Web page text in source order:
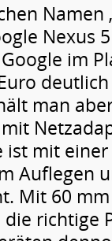
Namen
Nexus
im
man
ist mit
Auflegen
Mit 60
die